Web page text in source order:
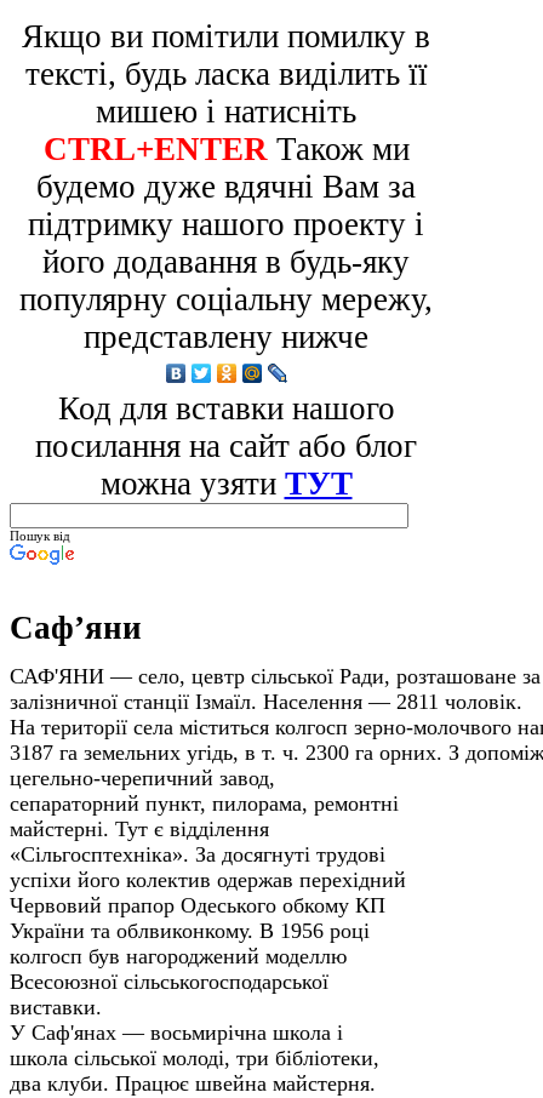
Якщо ви помітили помилку в
тексті, будь ласка виділить її
мишею і натисніть
CTRL+ENTER Також ми
будемо дуже вдячні Вам за
підтримку нашого проекту і
його додавання в будь-яку
популярну соціальну мережу,
представлену нижче
Код для вставки нашого
посилання на сайт або блог
можна узяти ТУТ
Пошук від
Саф’яни
САФ'ЯНИ — село, цевтр сільської Ради, розташоване за
залізничної станції Ізмаїл. Населення — 2811 чоловік.
На території села міститься колгосп зерно-молочвого
3187 га земельних угідь, в т. ч. 2300 га орних. З
цегельно-черепичний завод,
сепараторний пункт, пилорама, ремонтні
майстерні. Тут є відділення
«Сільгосптехніка». За досягнуті трудові
успіхи його колектив одержав перехідний
Червовий прапор Одеського обкому КП
України та облвиконкому. В 1956 році
колгосп був нагороджений моделлю
Всесоюзної сільськогосподарської
виставки.
У Саф'янах — восьмирічна школа і
школа сільської молоді, три бібліотеки,
два клуби. Працює швейна майстерня.